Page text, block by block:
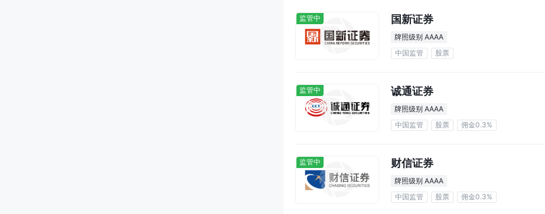
监管中 国新证券
牌照级别 AAAA
中国监管
股票
监管中 诚通证券
牌照级别 AAAA
中国监管
股票 佣金0.3%
监管中 财信证券
牌照级别 AAAA
中国监管
股票 佣金0.3%